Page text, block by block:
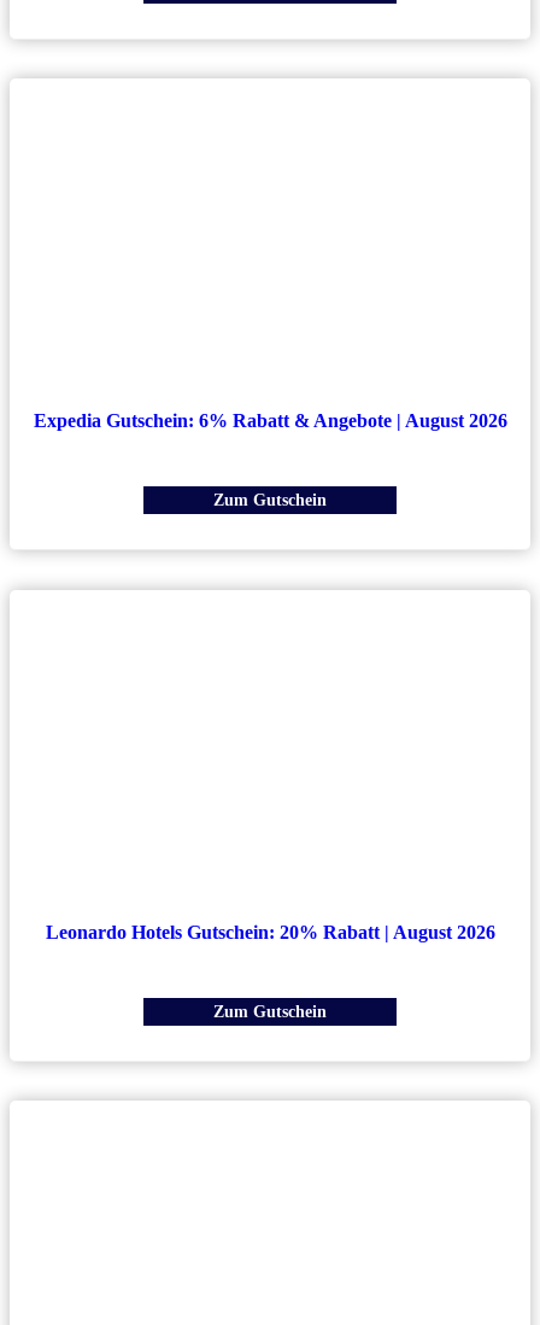
Expedia Gutschein: 6% Rabatt & Angebote | August 2026
Zum Gutschein
Leonardo Hotels Gutschein: 20% Rabatt | August 2026
Zum Gutschein